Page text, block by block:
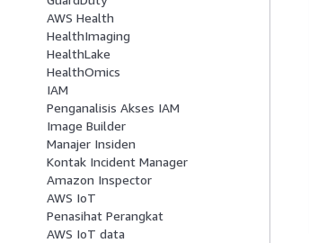
AWS Health
HealthImaging
HealthLake
HealthOmics
IAM
Penganalisis Akses IAM
Image Builder
Manajer Insiden
Kontak Incident Manager
Amazon Inspector
AWS IoT
Penasihat Perangkat
AWS IoT data